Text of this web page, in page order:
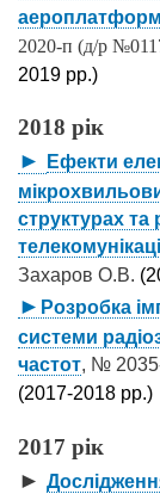
2020-п (д/р
2019 рр.)
2018 рік
►
Ефекти
структурах та
Захаров О.В.
► Розробка
системи
частот, №
(2017-2018 рр.)
2017 рік
►